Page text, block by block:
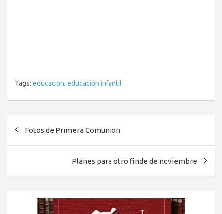
Tags: educacion, educación infantil
Fotos de Primera Comunión
Planes para otro finde de noviembre